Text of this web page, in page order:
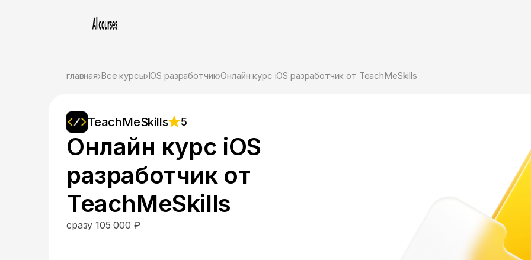
главная Все курсы IOS разработчик Онлайн курс iOS разработчик от TeachMeSkills
TeachMeSkills 5
Онлайн курс iOS
разработчик от
TeachMeSkills
сразу 105 000 ₽